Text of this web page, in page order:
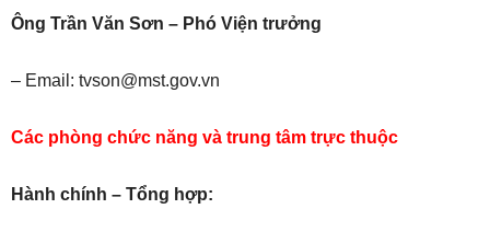
Ông Trần Văn Sơn – Phó Viện trưởng
– Email: tvson@mst.gov.vn
Các phòng chức năng và trung tâm trực thuộc
Hành chính – Tổng hợp: